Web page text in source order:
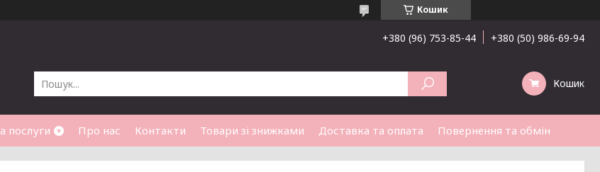
Кошик
+380 (96) 753-85-44 +380 (50) 986-69-94
Кошик
послуги Про нас Контакти Товари зі знижками Доставка та оплата Повернення та обмін